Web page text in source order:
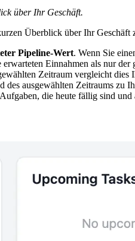
über Ihr Geschäft.
Überblick über Ihr Geschäft
Pipeline-Wert. Wenn Sie
Einnahmen als nur der
Zeitraum vergleicht
des ausgewählten Zeitraums zu
die heute fällig sind